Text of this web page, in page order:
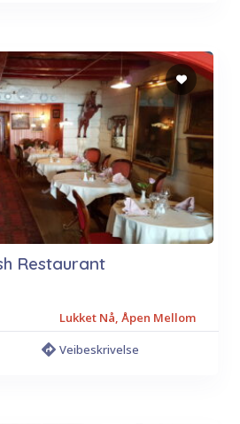
Restaurant
Lukket Nå, Åpen Mellom
Veibeskrivelse